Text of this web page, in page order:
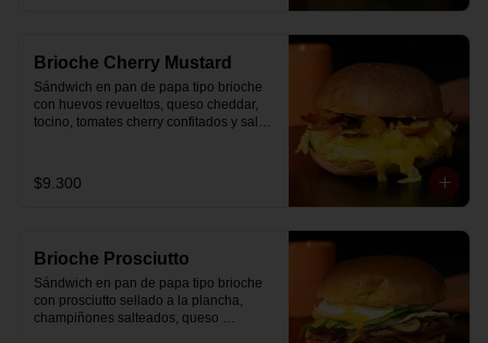
Brioche Cherry Mustard
Sándwich en pan de papa tipo brioche
con huevos revueltos, queso cheddar,
tocino, tomates cherry confitados y salsa
$9.300
Brioche Prosciutto
Sándwich en pan de papa tipo brioche
con prosciutto sellado a la plancha,
champiñones salteados, queso